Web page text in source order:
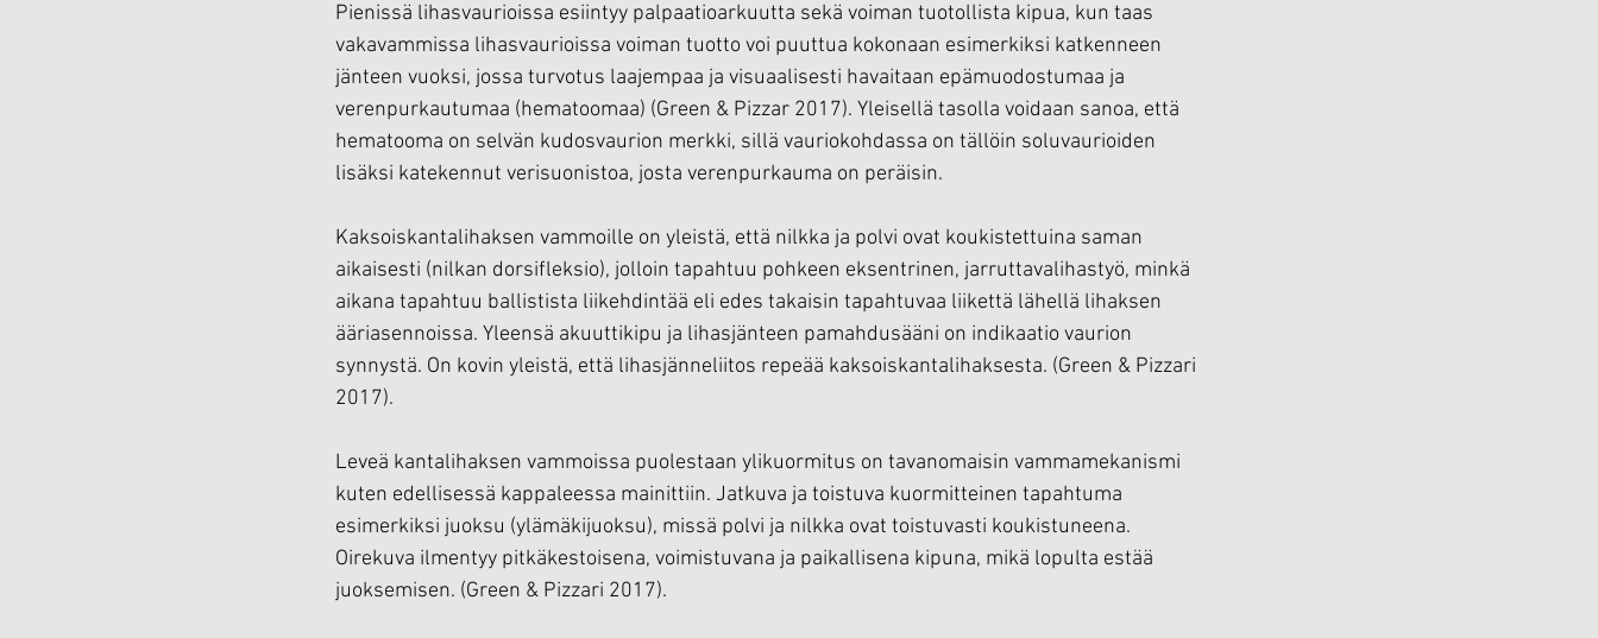
Pienissä lihasvaurioissa esiintyy palpaatioarkuutta sekä voiman tuotollista kipua, kun taas
vakavammissa lihasvaurioissa voiman tuotto voi puuttua kokonaan esimerkiksi katkenneen
jänteen vuoksi, jossa turvotus laajempaa ja visuaalisesti havaitaan epämuodostumaa ja
verenpurkautumaa (hematoomaa) (Green & Pizzar 2017). Yleisellä tasolla voidaan sanoa, että
hematooma on selvän kudosvaurion merkki, sillä vauriokohdassa on tällöin soluvaurioiden
lisäksi katekennut verisuonistoa, josta verenpurkauma on peräisin.
Kaksoiskantalihaksen vammoille on yleistä, että nilkka ja polvi ovat koukistettuina saman
aikaisesti (nilkan dorsifleksio), jolloin tapahtuu pohkeen eksentrinen, jarruttavalihastyö, minkä
aikana tapahtuu ballistista liikehdintää eli edes takaisin tapahtuvaa liikettä lähellä lihaksen
ääriasennoissa. Yleensä akuuttikipu ja lihasjänteen pamahdusääni on indikaatio vaurion
synnystä. On kovin yleistä, että lihasjänneliitos repeää kaksoiskantalihaksesta. (Green & Pizzari
2017).
Leveä kantalihaksen vammoissa puolestaan ylikuormitus on tavanomaisin vammamekanismi
kuten edellisessä kappaleessa mainittiin. Jatkuva ja toistuva kuormitteinen tapahtuma
esimerkiksi juoksu (ylämäkijuoksu), missä polvi ja nilkka ovat toistuvasti koukistuneena.
Oirekuva ilmentyy pitkäkestoisena, voimistuvana ja paikallisena kipuna, mikä lopulta estää
juoksemisen. (Green & Pizzari 2017).